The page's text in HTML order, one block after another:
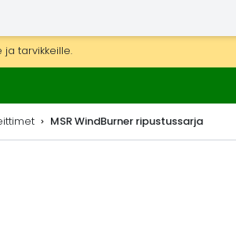
(toimitus 24 tunnin kuluessa)
puukarttoihin ja koristeisiin.
ja tarvikkeille.
MSR WindBurner ripustussarja